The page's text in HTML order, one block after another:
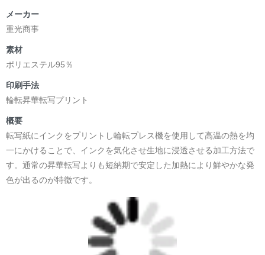
メーカー
重光商事
素材
ポリエステル95％
印刷手法
輪転昇華転写プリント
概要
転写紙にインクをプリントし輪転プレス機を使用して高温の熱を均
一にかけることで、インクを気化させ生地に浸透させる加工方法で
す。通常の昇華転写よりも短納期で安定した加熱により鮮やかな発
色が出るのが特徴です。